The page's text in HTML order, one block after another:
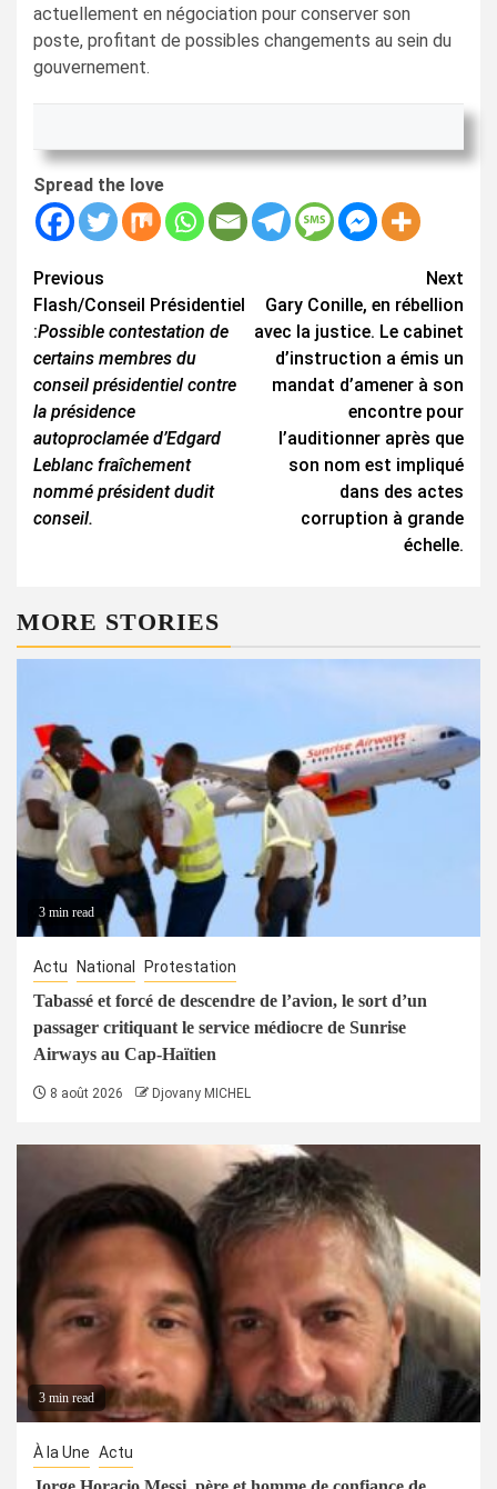
actuellement en négociation pour conserver son
poste, profitant de possibles changements au sein du
gouvernement.
Spread the love
Continue
Reading
Previous
Flash/Conseil Présidentiel
:Possible contestation de
certains membres du
conseil présidentiel contre
la présidence
autoproclamée d’Edgard
Leblanc fraîchement
nommé président dudit
conseil.
Next
Gary Conille, en rébellion
avec la justice. Le cabinet
d’instruction a émis un
mandat d’amener à son
encontre pour
l’auditionner après que
son nom est impliqué
dans des actes
corruption à grande
échelle.
MORE STORIES
3 min read
Actu National Protestation
Tabassé et forcé de descendre de l’avion, le sort d’un
passager critiquant le service médiocre de Sunrise
Airways au Cap-Haïtien
8 août 2026 Djovany MICHEL
3 min read
À la Une Actu